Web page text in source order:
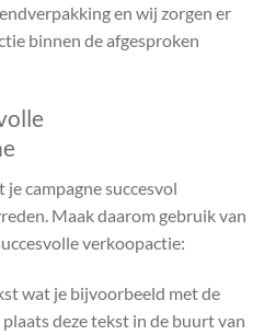
en wij zorgen er
binnen de afgesproken
campagne succesvol
Maak daarom gebruik van
verkoopactie:
wat je bijvoorbeeld met de
deze tekst in de buurt van